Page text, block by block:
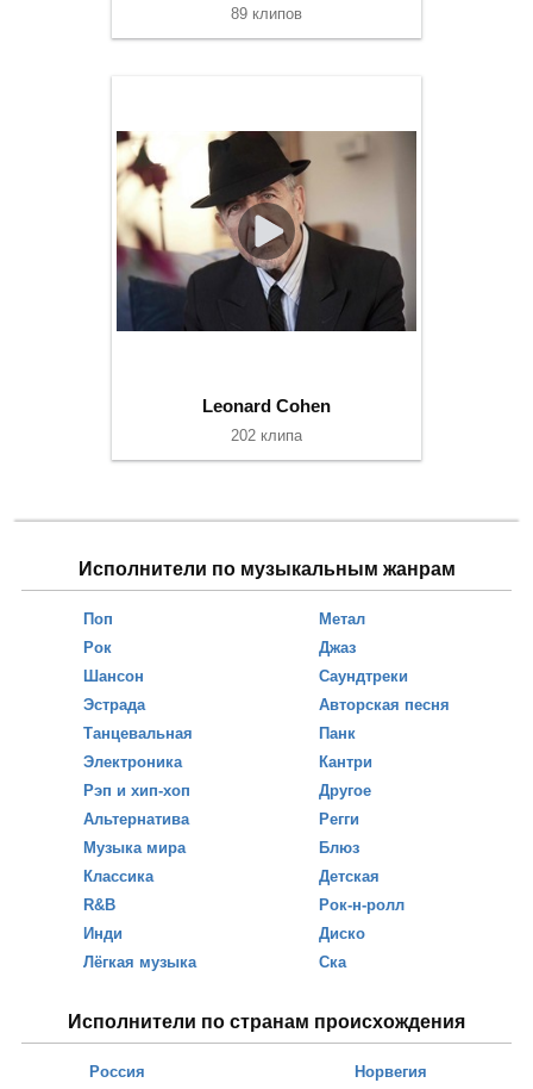
89 клипов
Leonard Cohen
202 клипа
Исполнители по музыкальным жанрам
Поп
Рок
Шансон
Эстрада
Танцевальная
Электроника
Рэп и хип-хоп
Альтернатива
Музыка мира
Классика
R&B
Инди
Лёгкая музыка
Метал
Джаз
Саундтреки
Авторская песня
Панк
Кантри
Другое
Регги
Блюз
Детская
Рок-н-ролл
Диско
Ска
Исполнители по странам происхождения
Россия Норвегия